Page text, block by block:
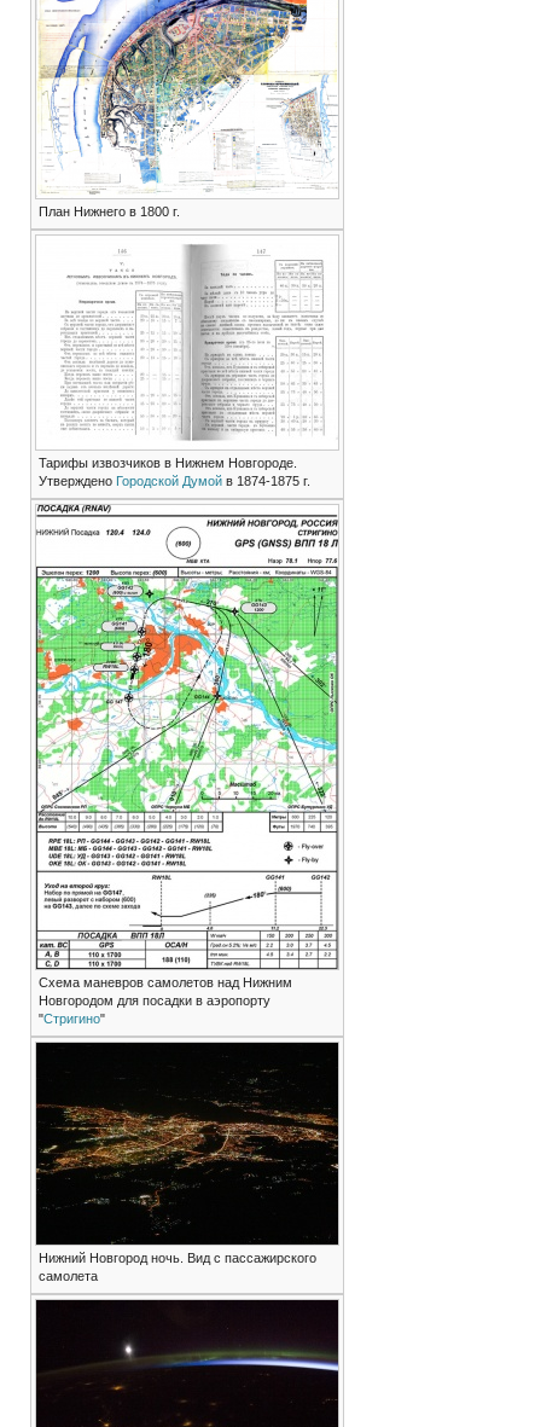
План Нижнего в 1800 г.
Тарифы извозчиков в Нижнем Новгороде.
Утверждено Городской Думойв 1874-1875 г.
Схема маневров самолетов над Нижним
Новгородом для посадки в аэропорту
"Стригино"
Нижний Новгород ночь. Вид с пассажирского
самолета